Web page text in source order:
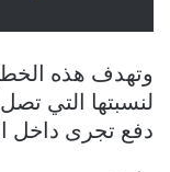
وتهدف هذه
لنسبتها التي
دفع تجرى داخل